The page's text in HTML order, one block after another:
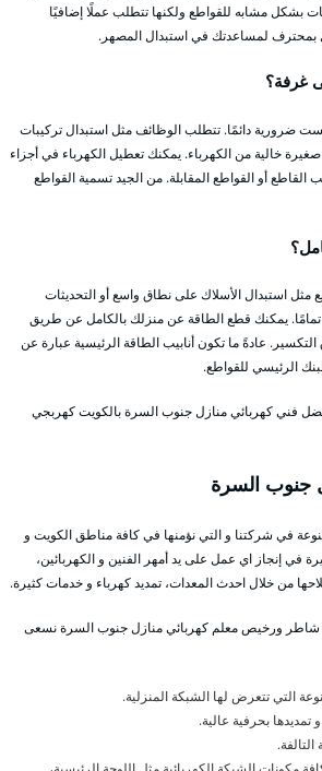
بشكل مشابه للقواطع ولكنها تتطلب عملًا إضافيًا
بمحترف لمساعدتك في استبدال المصهر.
غرفة؟
ضرورية دائمًا. تتطلب الوظائف مثل استبدال تركيبات
خالية من الكهرباء. يمكنك تعطيل الكهرباء في أجزاء
أو القواطع المقابلة. من الجيد تسمية القواطع
استبدال الأسلاك على نطاق واسع أو التحديثات
تمامًا. يمكنك قطع الطاقة عن منزلك بالكامل عن طريق
عادةً ما تكون أنابيب الطاقة الرئيسية عبارة عن
الرئيسي للقواطع.
فني كهربائي منازل جنوب السرة بالكويت كهربجي
جنوب السرة
في شركتنا و التي نؤمنها في كافة مناطق الكويت و
كبيرة في إنجاز اي عمل على يد أمهر الفنين و الكهربائين،
من خلال احدث المعدات، تمديد كهرباء و خدمات كثيرة.
شاطر ورخيص معلم كهربائي منازل جنوب السرة نسعى
التي تتعرض لها الشبكة المنزلية.
تمديدها بحرفية عالية.